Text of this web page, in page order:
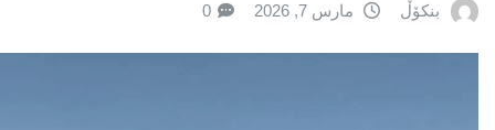
بنکۆڵ مارس 7, 2026 0